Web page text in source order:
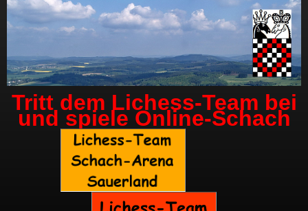
Tritt dem Lichess-Team bei
und spiele Online-Schach